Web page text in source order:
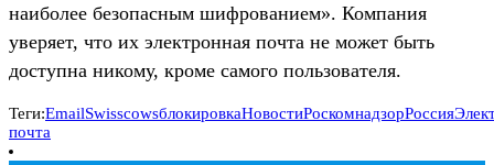
наиболее безопасным шифрованием». Компания
уверяет, что их электронная почта не может быть
доступна никому, кроме самого пользователя.
Теги:EmailSwisscowsблокировкаНовостиРоскомнадзорРоссия
почта